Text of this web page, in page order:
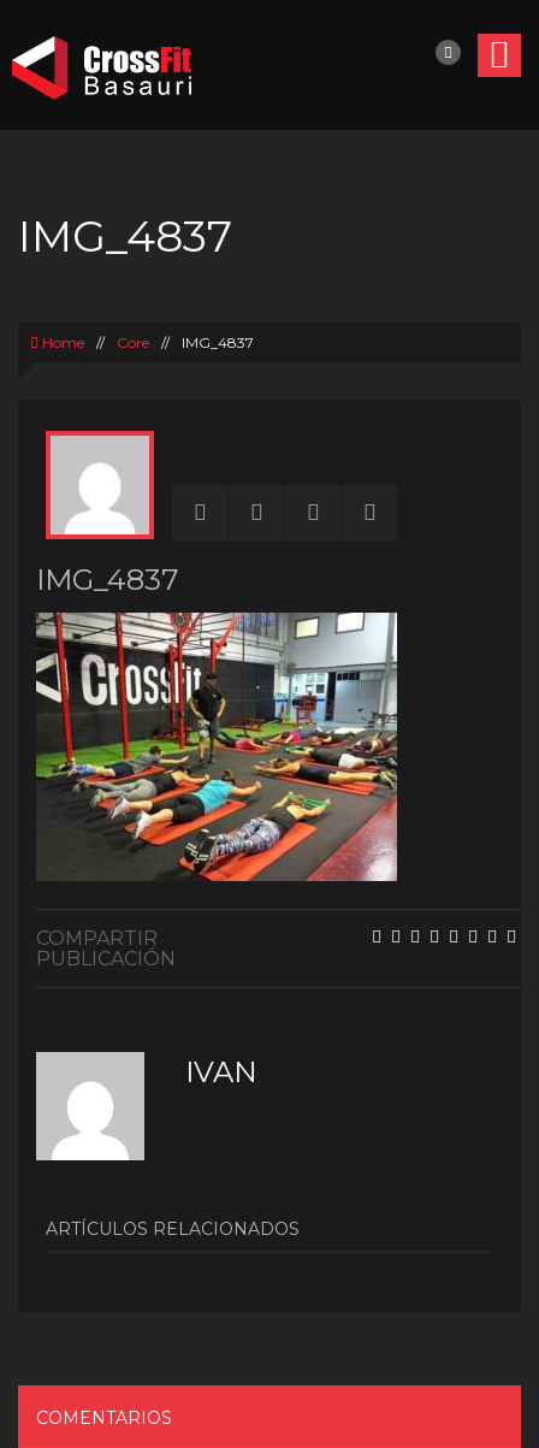
IMG_4837
Home // Core // IMG_4837
IMG_4837
COMPARTIR
PUBLICACIÓN
IVAN
ARTÍCULOS RELACIONADOS
COMENTARIOS